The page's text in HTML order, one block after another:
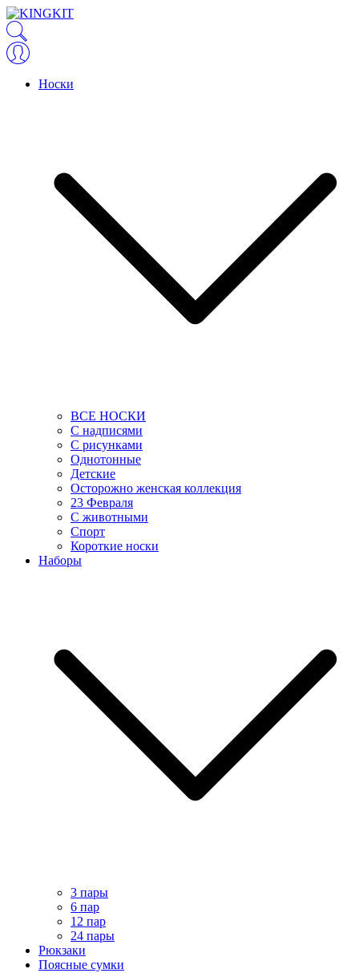
Носки
ВСЕ НОСКИ
С надписями
С рисунками
Однотонные
Детские
Осторожно женская коллекция
23 Февраля
С животными
Спорт
Короткие носки
Наборы
3 пары
6 пар
12 пар
24 пары
Рюкзаки
Поясные сумки